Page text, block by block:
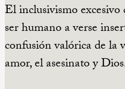
El inclusivismo excesivo
ser humano a verse
confusión valórica de la
amor, el asesinato y